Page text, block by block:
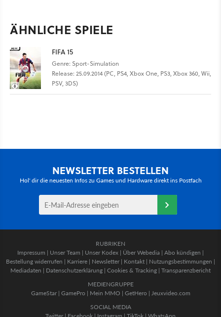
ÄHNLICHE SPIELE
FIFA 15
Genre: Sport-Simulation
Release: 25.09.2014 (PC, PS4, Xbox One, PS3, Xbox 360, Wii,
PSV, 3DS)
NEWSLETTER BESTELLEN
Hol' dir die neuesten Infos zu Games und Hardware direkt ins Postfach
RUBRIKEN
Impressum | Unser Team | Unser Kodex | Über Webedia | Abo kündigen |
Bestellung widerrufen | Karriere | Newsletter | Kontakt | Nutzungsbestimmungen |
Mediadaten | Datenschutzerklärung | Cookies & Tracking | Transparenzbericht
MEDIENGRUPPE
GameStar| GamePro | Mein MMO | GetHero | Jeuxvideo.com
SOCIAL MEDIA